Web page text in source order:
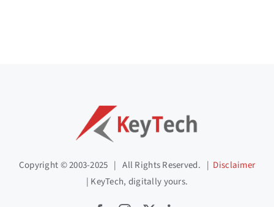
Copyright © 2003-2025 | All Rights Reserved. | Disclaimer
| KeyTech, digitally yours.